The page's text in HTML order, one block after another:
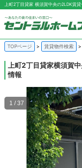
上町2丁目貸家 横須賀中央の2LDK賃
TOPページ 賃貸物件検索
上町2丁目貸家横須賀
情報
1 / 37